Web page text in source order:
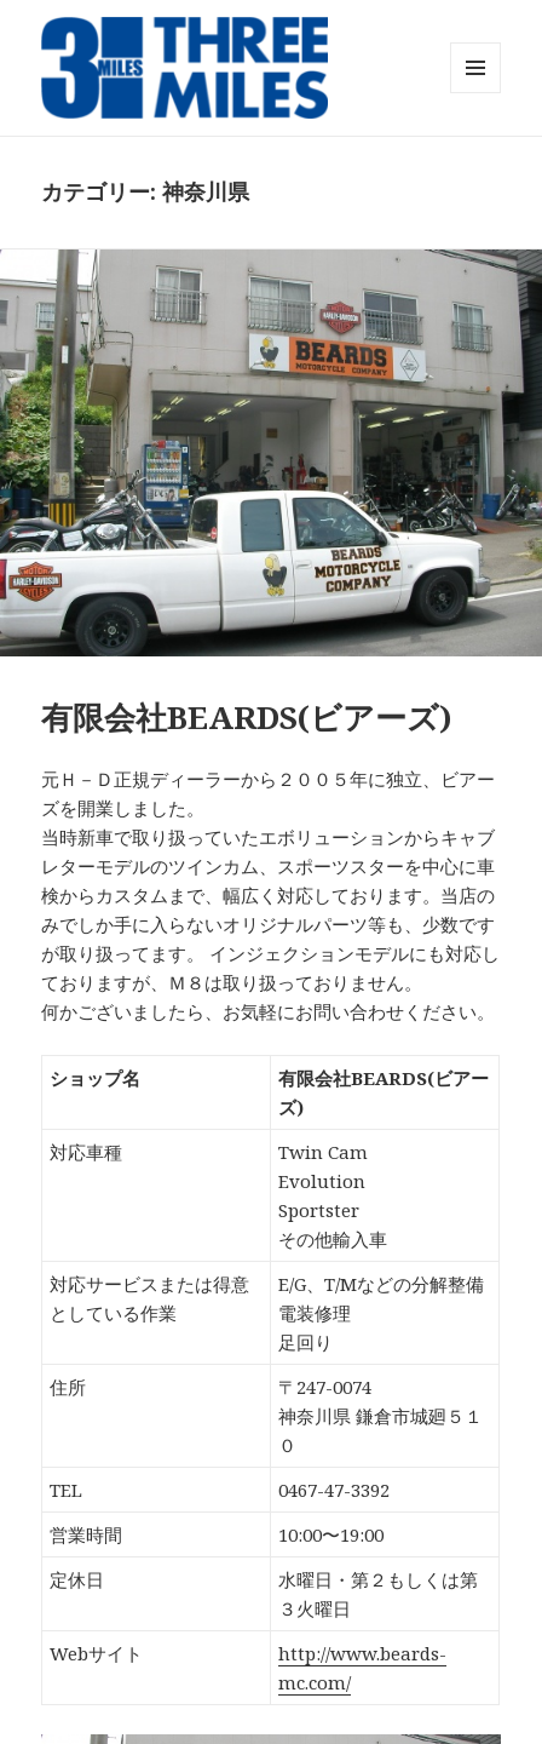
カテゴリー: 神奈川県
有限会社BEARDS(ビアーズ)
元Ｈ－Ｄ正規ディーラーから２００５年に独立、ビアー
ズを開業しました。
当時新車で取り扱っていたエボリューションからキャブ
レターモデルのツインカム、スポーツスターを中心に車
検からカスタムまで、幅広く対応しております。当店の
みでしか手に入らないオリジナルパーツ等も、少数です
が取り扱ってます。 インジェクションモデルにも対応し
ておりますが、Ｍ８は取り扱っておりません。
何かございましたら、お気軽にお問い合わせください。
ショップ名
有限会社BEARDS(ビアー
ズ)
対応車種
Twin Cam
Evolution
Sportster
その他輸入車
対応サービスまたは得意
としている作業
E/G、T/Mなどの分解整備
電装修理
足回り
住所
〒247-0074
神奈川県 鎌倉市城廻５１
０
TEL
0467-47-3392
営業時間
10:00〜19:00
定休日
水曜日・第２もしくは第
３火曜日
Webサイト
http://www.beards-
mc.com/